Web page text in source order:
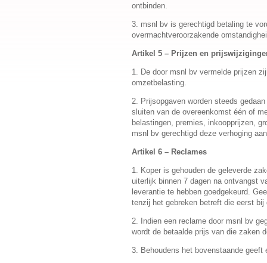
ontbinden.
3. msnl bv is gerechtigd betaling te
overmachtveroorzakende
Artikel 5 – Prijzen en
1. De door msnl bv vermelde prijzen
omzetbelasting.
2. Prijsopgaven worden steeds
sluiten van de overeenkomst één of
belastingen, premies, inkoopprijzen,
msnl bv gerechtigd deze verhoging
Artikel 6 – Reclames
1. Koper is gehouden de geleverde
uiterlijk binnen 7 dagen na ontvangst
leverantie te hebben goedgekeurd.
tenzij het gebreken betreft die eerst bij
2. Indien een reclame door msnl bv
wordt de betaalde prijs van die zaken
3. Behoudens het bovenstaande